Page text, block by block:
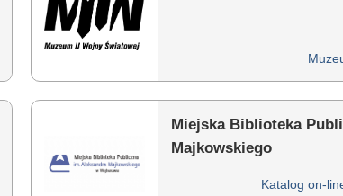
Miejska Biblioteka
Majkowskiego
Katalog on-